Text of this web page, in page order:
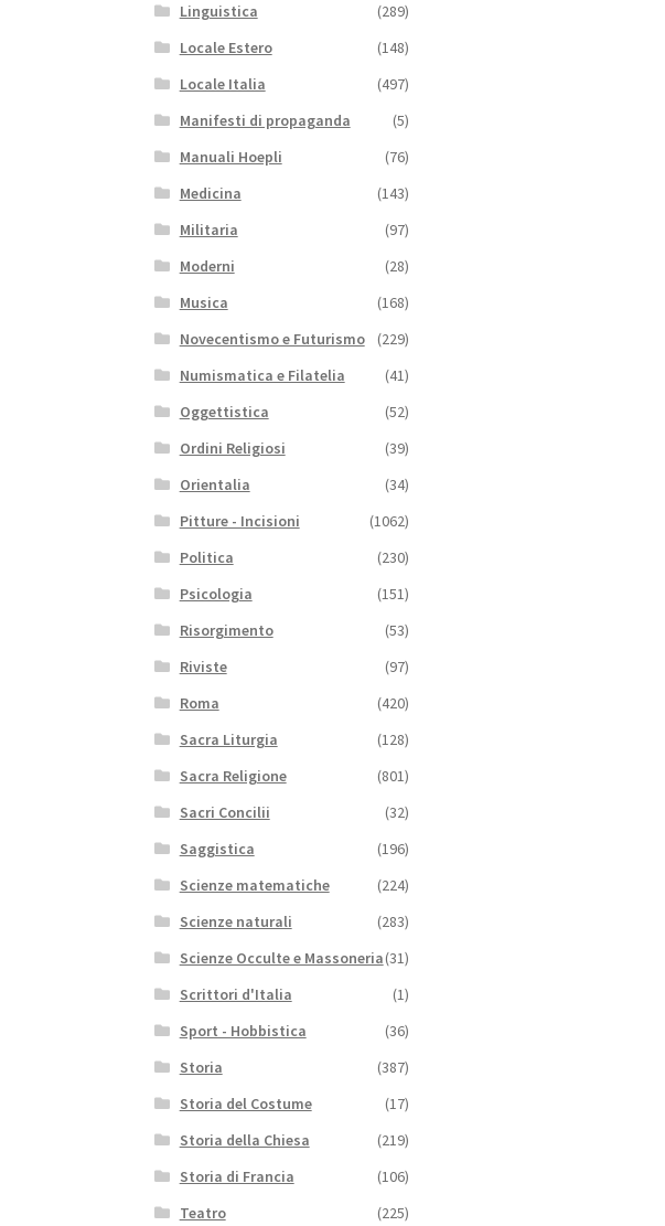
Linguistica
(289)
Locale Estero
(148)
Locale Italia
(497)
Manifesti di propaganda
(5)
Manuali Hoepli
(76)
Medicina
(143)
Militaria
(97)
Moderni
(28)
Musica
(168)
Novecentismo e Futurismo
(229)
Numismatica e Filatelia
(41)
Oggettistica
(52)
Ordini Religiosi
(39)
Orientalia
(34)
Pitture - Incisioni
(1062)
Politica
(230)
Psicologia
(151)
Risorgimento
(53)
Riviste
(97)
Roma
(420)
Sacra Liturgia
(128)
Sacra Religione
(801)
Sacri Concilii
(32)
Saggistica
(196)
Scienze matematiche
(224)
Scienze naturali
(283)
Scienze Occulte e Massoneria(31)
Scrittori d'Italia
(1)
Sport - Hobbistica
(36)
Storia
(387)
Storia del Costume
(17)
Storia della Chiesa
(219)
Storia di Francia
(106)
Teatro
(225)